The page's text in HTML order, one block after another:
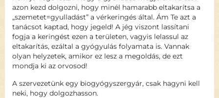
azon kezd dolgozni, hogy minél hamarabb eltakarítsa a
„szemetet=gyulladást” a vérkeringés által. Ám Te azt a
tanácsot kaptad, hogy jegeld! A jég viszont lassítani
fogja a keringést ezen a területen, vagyis lelassul az
eltakarítás, ezáltal a gyógyulás folyamata is. Vannak
olyan helyzetek, amikor ez lesz a megoldás, de ezt
mondja ki az orvosod!
A szervezetünk egy biogyógyszergyár, csak hagyni kell
neki, hogy dolgozhasson.